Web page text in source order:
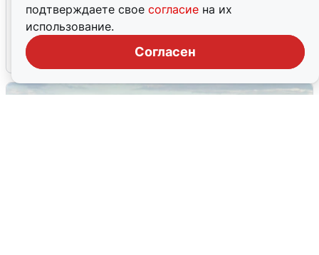
подтверждаете свое согласие на их
использование.
Согласен
Взрывы в Воронеже после сигнала
тревоги
5 августа